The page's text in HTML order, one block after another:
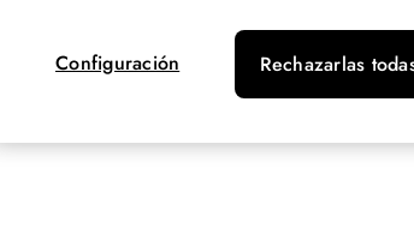
conocimiento
al Paciente
Rechazarlas
Configuración